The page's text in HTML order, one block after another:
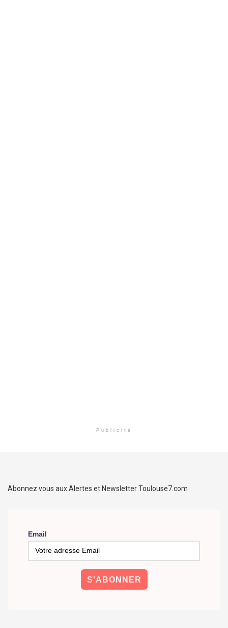
Publicité
Abonnez vous aux Alertes et Newsletter Toulouse7.com
Email